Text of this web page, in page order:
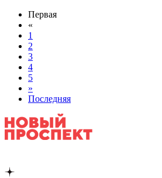
Первая
«
1
2
3
4
5
»
Последняя